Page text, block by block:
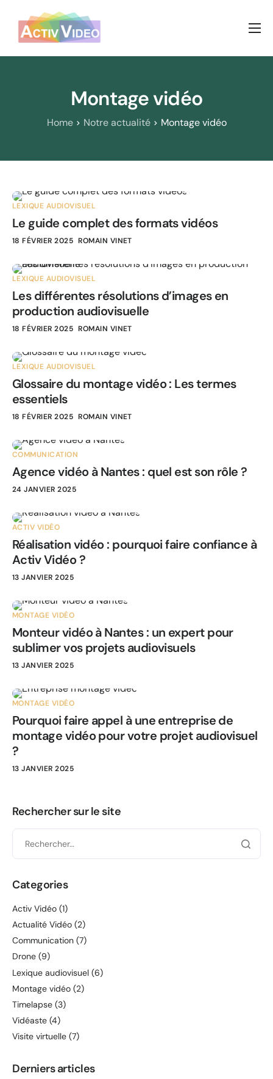
Nous contacter
Montage vidéo
Home Notre actualité Montage vidéo
LEXIQUE AUDIOVISUEL
Le guide complet des formats vidéos
18 FÉVRIER 2025 ROMAIN VINET
LEXIQUE AUDIOVISUEL
Les différentes résolutions d’images en
production audiovisuelle
18 FÉVRIER 2025 ROMAIN VINET
LEXIQUE AUDIOVISUEL
Glossaire du montage vidéo : Les termes
essentiels
18 FÉVRIER 2025 ROMAIN VINET
COMMUNICATION
Agence vidéo à Nantes : quel est son rôle ?
24 JANVIER 2025
ACTIV VIDÉO
Réalisation vidéo : pourquoi faire confiance à
Activ Vidéo ?
13 JANVIER 2025
MONTAGE VIDÉO
Monteur vidéo à Nantes : un expert pour
sublimer vos projets audiovisuels
13 JANVIER 2025
MONTAGE VIDÉO
Pourquoi faire appel à une entreprise de
montage vidéo pour votre projet audiovisuel
?
13 JANVIER 2025
Rechercher sur le site
Categories
Activ Vidéo (1)
Actualité Vidéo (2)
Communication (7)
Drone (9)
Lexique audiovisuel (6)
Montage vidéo (2)
Timelapse (3)
Vidéaste (4)
Visite virtuelle (7)
Derniers articles